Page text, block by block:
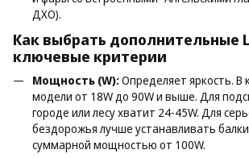
ДХО).
Как выбрать дополнительные
ключевые критерии
Мощность (W):Определяет яркость. В
модели от 18W до 90W и выше. Для
городе или лесу хватит 24-45W. Для
бездорожья лучше устанавливать
суммарной мощностью от 100W.